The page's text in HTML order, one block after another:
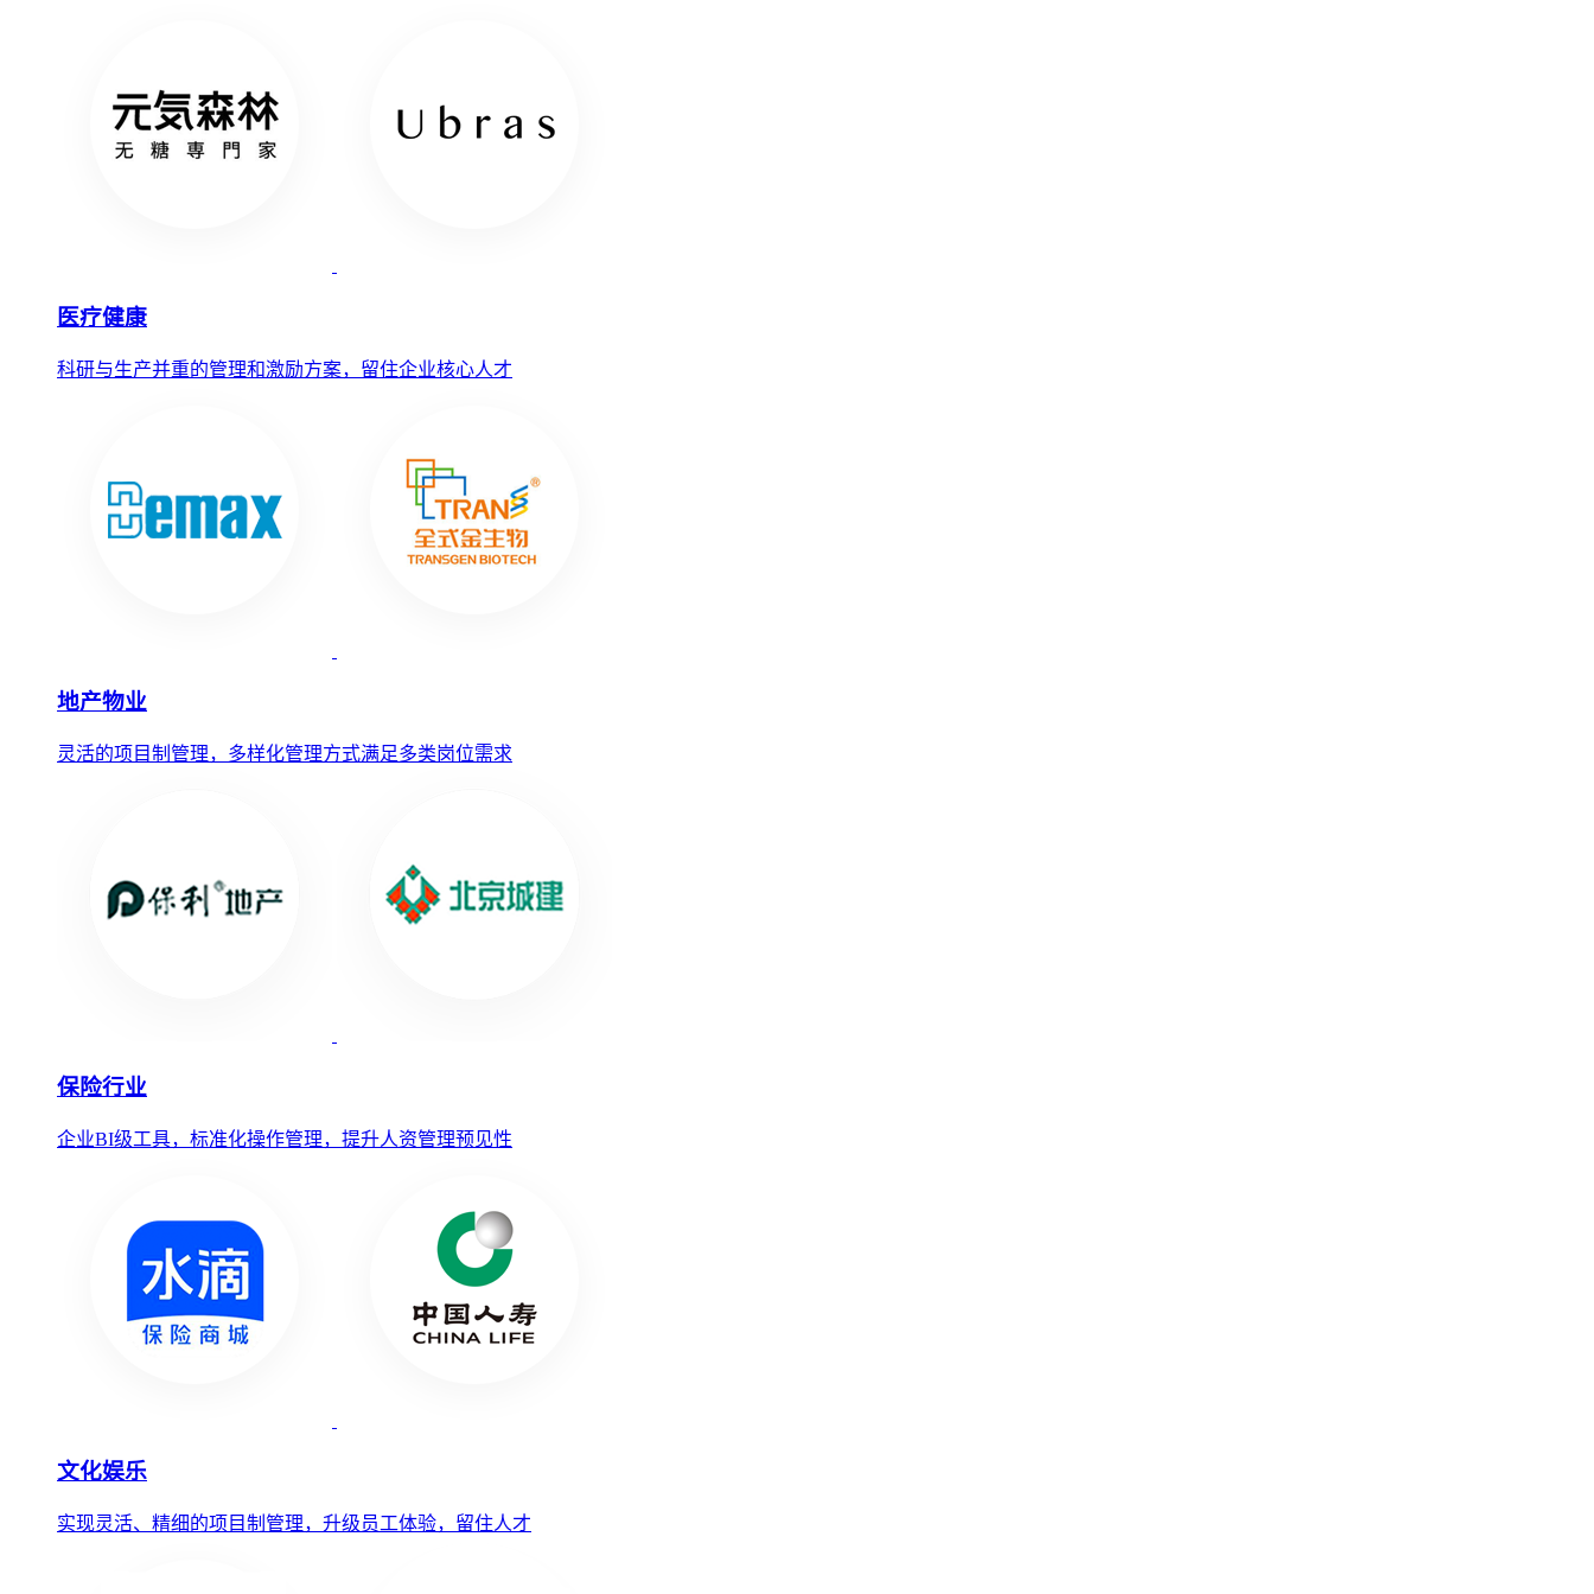
医疗健康
科研与生产并重的管理和激励方案，留住企业核心人才
地产物业
灵活的项目制管理，多样化管理方式满足多类岗位需求
保险行业
企业BI级工具，标准化操作管理，提升人资管理预见性
文化娱乐
实现灵活、精细的项目制管理，升级员工体验，留住人才